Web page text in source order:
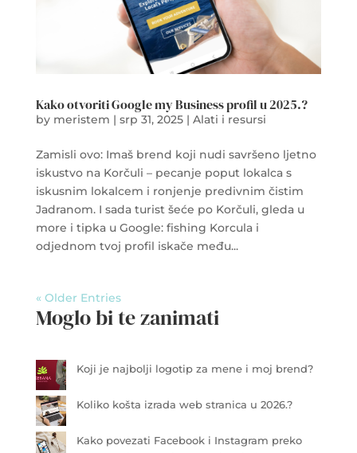
Kako otvoriti Google my Business profil u 2025.?
by meristem | srp 31, 2025| Alati i resursi
Zamisli ovo: Imaš brend koji nudi savršeno ljetno
iskustvo na Korčuli – pecanje poput lokalca s
iskusnim lokalcem i ronjenje predivnim čistim
Jadranom. I sada turist šeće po Korčuli, gleda u
more i tipka u Google: fishing Korcula i
odjednom tvoj profil iskače među...
« Older Entries
Moglo bi te zanimati
Koji je najbolji logotip za mene i moj brend?
Koliko košta izrada web stranica u 2026.?
Kako povezati Facebook i Instagram preko